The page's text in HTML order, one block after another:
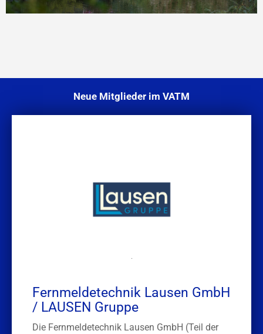
Neue Mitglieder im VATM
.
Fernmeldetechnik Lausen GmbH
/ LAUSEN Gruppe
Die Fernmeldetechnik Lausen GmbH (Teil der